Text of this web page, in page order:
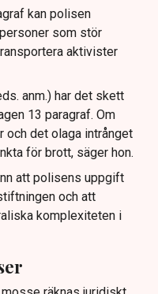
kan polisen
som stör
aktivister
anm.) har det skett
13 paragraf. Om
och det olaga intrånget
för brott, säger hon.
att polisens uppgift
och att
komplexiteten i